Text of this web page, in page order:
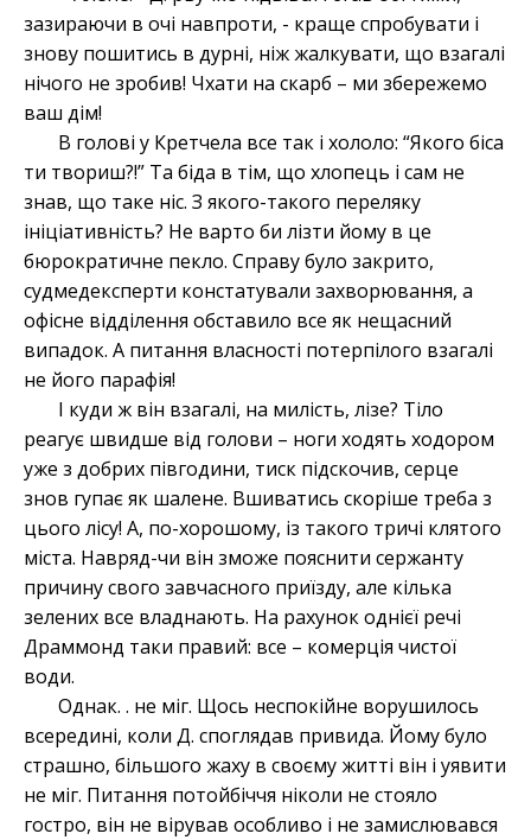
зазираючи в очі навпроти, - краще спробувати і
знову пошитись в дурні, ніж жалкувати, що взагалі
нічого не зробив! Чхати на скарб – ми збережемо
ваш дім!
В голові у Кретчела все так і хололо: “Якого біса
ти твориш?!” Та біда в тім, що хлопець і сам не
знав, що таке ніс. З якого-такого переляку
ініціативність? Не варто би лізти йому в це
бюрократичне пекло. Справу було закрито,
судмедексперти констатували захворювання, а
офісне відділення обставило все як нещасний
випадок. А питання власності потерпілого взагалі
не його парафія!
І куди ж він взагалі, на милість, лізе? Тіло
реагує швидше від голови – ноги ходять ходором
уже з добрих півгодини, тиск підскочив, серце
знов гупає як шалене. Вшиватись скоріше треба з
цього лісу! А, по-хорошому, із такого тричі клятого
міста. Навряд-чи він зможе пояснити сержанту
причину свого завчасного приїзду, але кілька
зелених все владнають. На рахунок однієї речі
Драммонд таки правий: все – комерція чистої
води.
Однак. . не міг. Щось неспокійне ворушилось
всередині, коли Д. споглядав привида. Йому було
страшно, більшого жаху в своєму житті він і уявити
не міг. Питання потойбіччя ніколи не стояло
гостро, він не вірував особливо і не замислювався